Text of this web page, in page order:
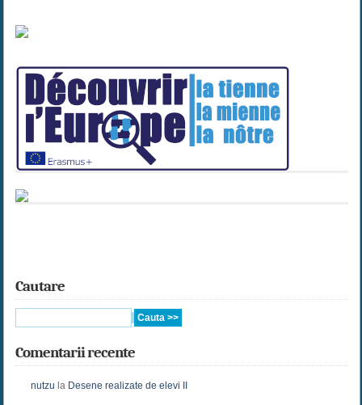
Cautare
Comentarii recente
nutzu la Desene realizate de elevi II